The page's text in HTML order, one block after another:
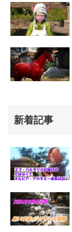
新着記事